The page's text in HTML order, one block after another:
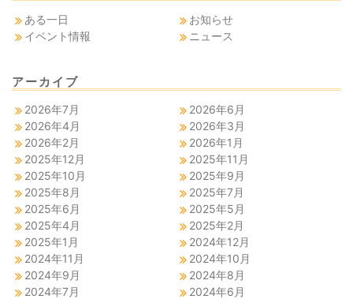
ある一日
お知らせ
イベント情報
ニュース
アーカイブ
2026年7月
2026年6月
2026年4月
2026年3月
2026年2月
2026年1月
2025年12月
2025年11月
2025年10月
2025年9月
2025年8月
2025年7月
2025年6月
2025年5月
2025年4月
2025年2月
2025年1月
2024年12月
2024年11月
2024年10月
2024年9月
2024年8月
2024年7月
2024年6月